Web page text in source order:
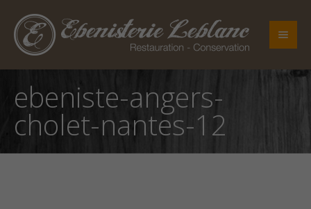
ebeniste-angers-
cholet-nantes-12